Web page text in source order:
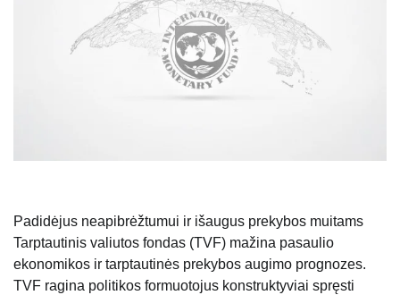
Padidėjus neapibrėžtumui ir išaugus prekybos muitams
Tarptautinis valiutos fondas (TVF) mažina pasaulio
ekonomikos ir tarptautinės prekybos augimo prognozes.
TVF ragina politikos formuotojus konstruktyviai spręsti